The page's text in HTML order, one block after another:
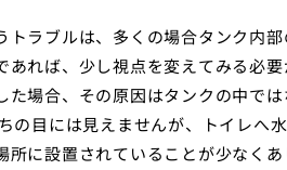
トラブルは、多くの場合タンク内
れば、少し視点を変えてみる必
場合、その原因はタンクの中では
の目には見えませんが、トイレへ
所に設置されていることが少なく